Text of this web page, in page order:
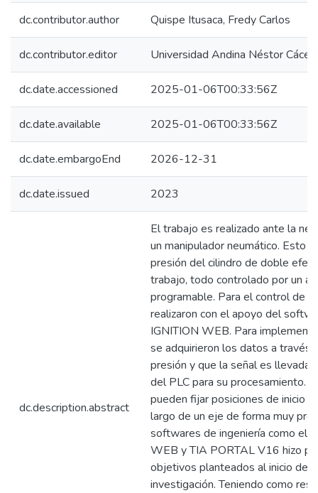
dc.contributor.author Quispe Itusaca, Fredy Carlos
dc.contributor.editor Universidad Andina Néstor
dc.date.accessioned 2025-01-06T00:33:56Z
dc.date.available 2025-01-06T00:33:56Z
dc.date.embargoEnd 2026-12-31
dc.date.issued 2023
dc.description.abstract
El trabajo es realizado ante la
un manipulador neumático. Esto
presión del cilindro de doble
trabajo, todo controlado por un
programable. Para el control de
realizaron con el apoyo del
IGNITION WEB. Para
se adquirieron los datos a través
presión y que la señal es llevada
del PLC para su procesamiento.
pueden fijar posiciones de inicio
largo de un eje de forma muy
softwares de ingeniería como el
WEB y TIA PORTAL V16 hizo
objetivos planteados al inicio del
investigación. Teniendo como